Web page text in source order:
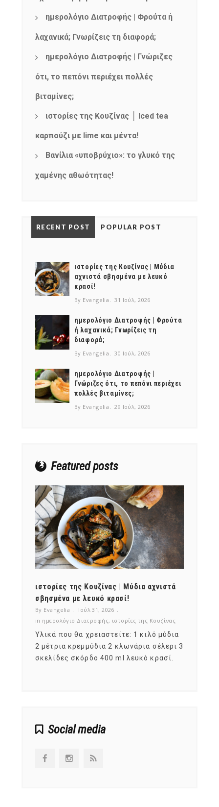
ημερολόγιο Διατροφής | Φρούτα ή
λαχανικά; Γνωρίζεις τη διαφορά;
ημερολόγιο Διατροφής | Γνώριζες
ότι, το πεπόνι περιέχει πολλές
βιταμίνες;
ιστορίες της Κουζίνας │ Iced tea
καρπούζι με lime και μέντα!
Βανίλια «υποβρύχιο»: το γλυκό της
χαμένης αθωότητας!
RECENT POST POPULAR POST
ιστορίες της Κουζίνας | Μύδια
αχνιστά σβησμένα με λευκό
κρασί!
By Evangelia 31 Ιούλ, 2026
ημερολόγιο Διατροφής | Φρούτα
ή λαχανικά; Γνωρίζεις τη
διαφορά;
By Evangelia 30 Ιούλ, 2026
ημερολόγιο Διατροφής |
Γνώριζες ότι, το πεπόνι περιέχει
πολλές βιταμίνες;
By Evangelia 29 Ιούλ, 2026
Featured posts
ιστορίες της Κουζίνας | Μύδια αχνιστά
σβησμένα με λευκό κρασί!
By Evangelia
Ιούλ 31, 2026
in ημερολόγιο Διατροφής, ιστορίες της Κουζίνας
Υλικά που θα χρειαστείτε: 1 κιλό μύδια
2 μέτρια κρεμμύδια 2 κλωνάρια σέλερι 3
σκελίδες σκόρδο 400 ml λευκό κρασί.
Social media
NEWSLETTER
Get ti
your favorite
products